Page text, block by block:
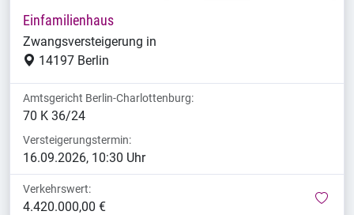
Einfamilienhaus
Zwangsversteigerung in
14197 Berlin
Amtsgericht Berlin-Charlottenburg:
70 K 36/24
Versteigerungstermin:
16.09.2026, 10:30 Uhr
Verkehrswert:
4.420.000,00 €